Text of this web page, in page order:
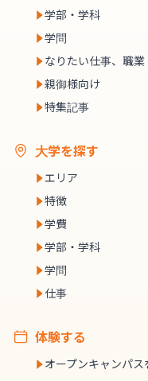
学部・学科
学問
なりたい仕事、職業
親御様向け
特集記事
大学を探す
エリア
特徴
学費
学部・学科
学問
仕事
体験する
オープンキャンパス